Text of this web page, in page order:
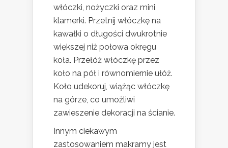
włóczki, nożyczki oraz mini
klamerki. Przetnij włóczkę na
kawałki o długości dwukrotnie
większej niż połowa okręgu
koła. Przełóż włóczkę przez
koło na pół i równomiernie ułóż.
Koło udekoruj, wiążąc włóczkę
na górze, co umożliwi
zawieszenie dekoracji na ścianie.
Innym ciekawym
zastosowaniem makramy jest